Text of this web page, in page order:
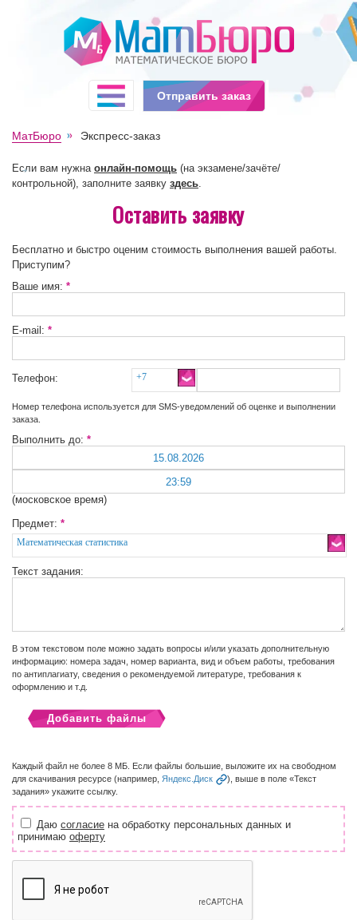
МатБюро Экспресс-заказ
Если вам нужна онлайн-помощь (на экзамене/зачёте/
контрольной), заполните заявку здесь.
Оставить заявку
Бесплатно и быстро оценим стоимость выполнения вашей работы.
Приступим?
Ваше имя: *
E-mail: *
Телефон: +7
Номер телефона используется для SMS-уведомлений об оценке и выполнении
заказа.
Выполнить до: *
(московское время)
Предмет: *
Математическая статистика
Текст задания:
В этом текстовом поле можно задать вопросы и/или указать дополнительную
информацию: номера задач, номер варианта, вид и объем работы, требования
по антиплагиату, сведения о рекомендуемой литературе, требования к
оформлению и т.д.
Добавить файлы
Каждый файл не более 8 МБ. Если файлы большие, выложите их на свободном
для скачивания ресурсе (например, Яндекс.Диск
), выше в поле «Текст
задания» укажите ссылку.
Даю согласие на обработку персональных данных и
принимаю оферту
Отправить заказ